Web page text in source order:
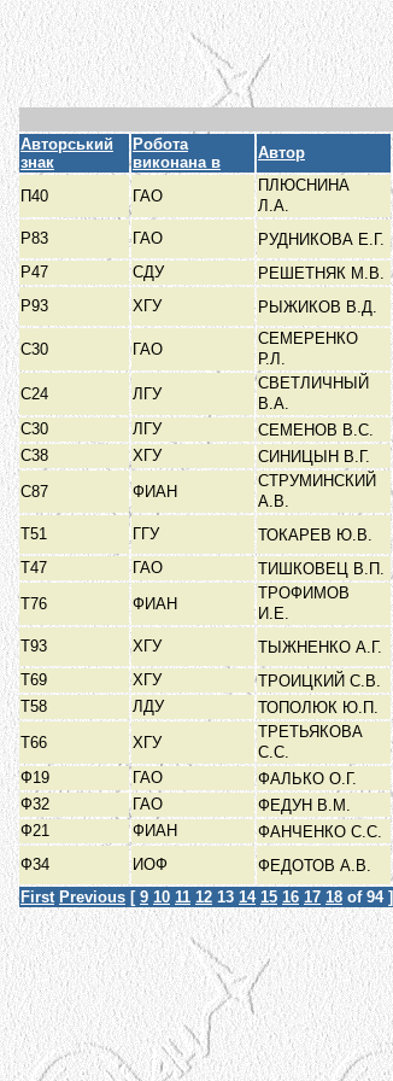
Авторський
знак
Робота
виконана в
Автор
П40
ГАО
ПЛЮСНИНА
Л.А.
Р83 ГАО РУДНИКОВА Е.Г.
Р47
СДУ РЕШЕТНЯК М.В.
Р93
ХГУ РЫЖИКОВ В.Д.
С30 ГАО
СЕМЕРЕНКО
Р.Л.
С24 ЛГУ
СВЕТЛИЧНЫЙ
В.А.
С30
ЛГУ СЕМЕНОВ В.С.
C38
ХГУ СИНИЦЫН В.Г.
С87
ФИАН
СТРУМИНСКИЙ
А.В.
Т51 ГГУ ТОКАРЕВ Ю.В.
Т47
ГАО ТИШКОВЕЦ В.П.
Т76
ФИАН
ТРОФИМОВ
И.Е.
Т93 ХГУ ТЫЖНЕНКО А.Г.
Т69
ХГУ ТРОИЦКИЙ С.В.
Т58
ЛДУ ТОПОЛЮК Ю.П.
Т66
ХГУ
ТРЕТЬЯКОВА
С.С.
Ф19
ГАО ФАЛЬКО О.Г.
Ф32
ГАО ФЕДУН В.М.
Ф21
ФИАН ФАНЧЕНКО С.С.
Ф34
ИОФ ФЕДОТОВ А.В.
First Previous [ 9 10 11 12 13 14 15 16 17 18 of 94 ]